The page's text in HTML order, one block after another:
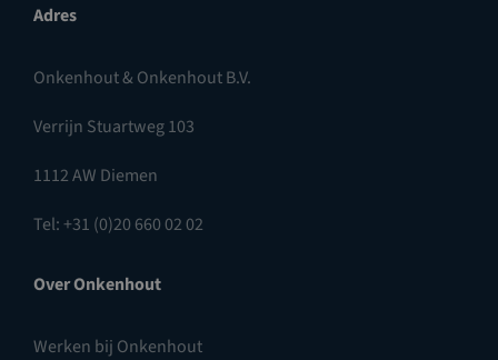
Adres
Onkenhout & Onkenhout B.V.
Verrijn Stuartweg 103
1112 AW Diemen
Tel: +31 (0)20 660 02 02
Over Onkenhout
Werken bij Onkenhout